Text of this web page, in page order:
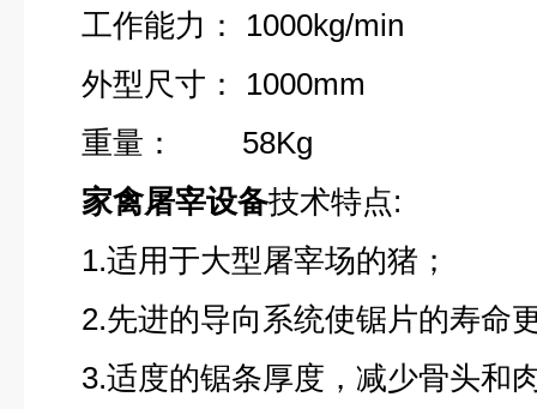
工作能力： 1000kg/min
外型尺寸： 1000mm
重量： 58Kg
家禽屠宰设备技术特点:
1.适用于大型屠宰场的猪；
2.先进的导向系统使锯片的寿命
3.适度的锯条厚度，减少骨头和